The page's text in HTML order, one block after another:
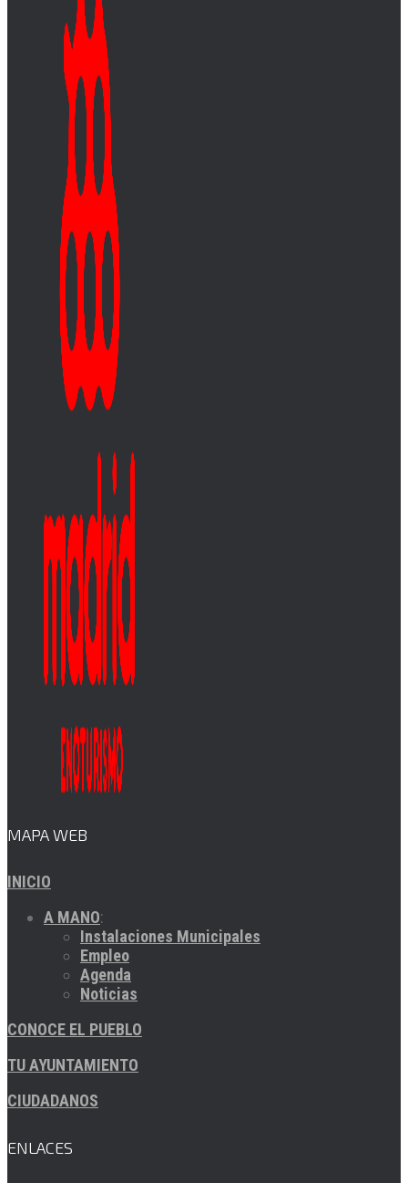
MAPA WEB
INICIO
A MANO:
Instalaciones Municipales
Empleo
Agenda
Noticias
CONOCE EL PUEBLO
TU AYUNTAMIENTO
CIUDADANOS
ENLACES